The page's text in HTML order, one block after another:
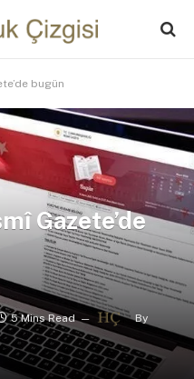
bugün
Gazete’de
5 Mins Read By